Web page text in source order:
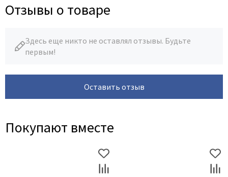
Отзывы о товаре
Здесь еще никто не оставлял отзывы. Будьте
первым!
Оставить отзыв
Покупают вместе